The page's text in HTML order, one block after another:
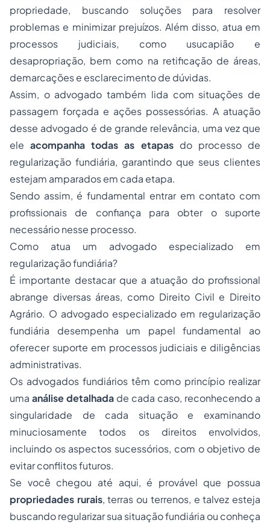
propriedade, buscando soluções para resolver
problemas e minimizar prejuízos. Além disso, atua em
processos judiciais, como usucapião e
desapropriação, bem como na retificação de áreas,
demarcações e esclarecimento de dúvidas.
Assim, o advogado também lida com situações de
passagem forçada e ações possessórias. A atuação
desse advogado é de grande relevância, uma vez que
eleacompanha todas as etapasdo processo de
regularização fundiária, garantindo que seus clientes
estejam amparados em cada etapa.
Sendo assim, é fundamental entrar em contato com
profissionais de confiança para obter o suporte
necessário nesse processo.
Como atua um advogado especializado em
regularização fundiária?
É importante destacar que a atuação do profissional
abrange diversas áreas, como Direito Civil e Direito
Agrário. O advogado especializado em regularização
fundiária desempenha um papel fundamental ao
oferecer suporte em processos judiciais e diligências
administrativas.
Os advogados fundiários têm como princípio realizar
uma análise detalhada de cada caso, reconhecendo a
singularidade de cada situação e examinando
minuciosamente todos os direitos envolvidos,
incluindo os aspectos sucessórios, com o objetivo de
evitar conflitos futuros.
Se você chegou até aqui, é provável que possua
propriedades rurais, terras ou terrenos, e talvez esteja
buscando regularizar sua situação fundiária ou conheça